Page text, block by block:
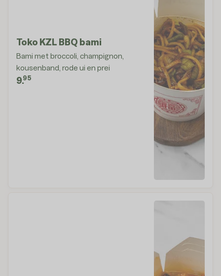
Toko KZL BBQ bami
Bami met broccoli, champignon,
kousenband, rode ui en prei
9.95